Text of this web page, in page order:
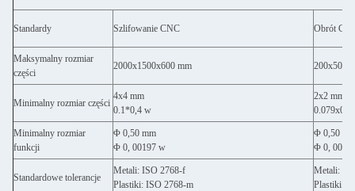
Standardy Szlifowanie CNC Obrót
Maksymalny rozmiar
części
2000x1500x600 mm 200x500
Minimalny rozmiar części
4x4 mm
0.1*0,4 w
2x2 mm
Minimalny rozmiar
funkcji
Φ 0,50 mm
Φ 0, 00197 w
Φ 0,50
Φ 0,
Standardowe tolerancje
Metali: ISO 2768-f
Plastiki: ISO 2768-m
Metali:
Plastiki: